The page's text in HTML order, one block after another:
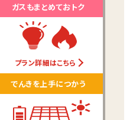
ガスもまとめておトク
プラン詳細はこちら
でんきを上手につかう